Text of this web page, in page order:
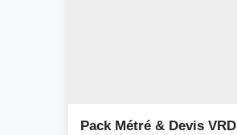
Pack Métré & Devis VRD